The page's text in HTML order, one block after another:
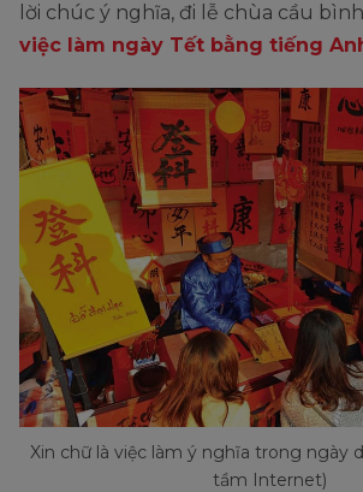
lời chúc ý nghĩa, đi lễ chùa cầu
việc làm ngày Tết bằng tiếng
Xin chữ là việc làm ý nghĩa trong ngày
tầm Internet)